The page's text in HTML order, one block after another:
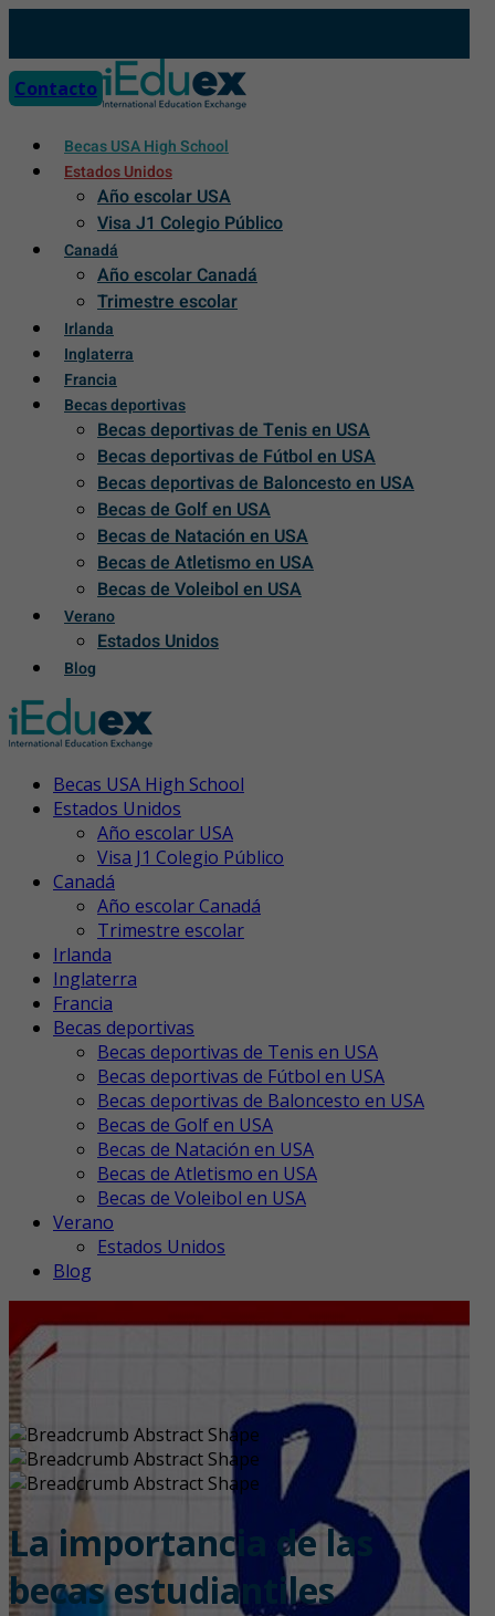
content
Contacto
Becas USA High School
Estados Unidos
Año escolar USA
Visa J1 Colegio Público
Canadá
Año escolar Canadá
Trimestre escolar
Irlanda
Inglaterra
Francia
Becas deportivas
Becas deportivas de Tenis en USA
Becas deportivas de Fútbol en USA
Becas deportivas de Baloncesto en USA
Becas de Golf en USA
Becas de Natación en USA
Becas de Atletismo en USA
Becas de Voleibol en USA
Verano
Estados Unidos
Blog
Becas USA High School
Estados Unidos
Año escolar USA
Visa J1 Colegio Público
Canadá
Año escolar Canadá
Trimestre escolar
Irlanda
Inglaterra
Francia
Becas deportivas
Becas deportivas de Tenis en USA
Becas deportivas de Fútbol en USA
Becas deportivas de Baloncesto en USA
Becas de Golf en USA
Becas de Natación en USA
Becas de Atletismo en USA
Becas de Voleibol en USA
Verano
Estados Unidos
Blog
La importancia de las
becas estudiantiles